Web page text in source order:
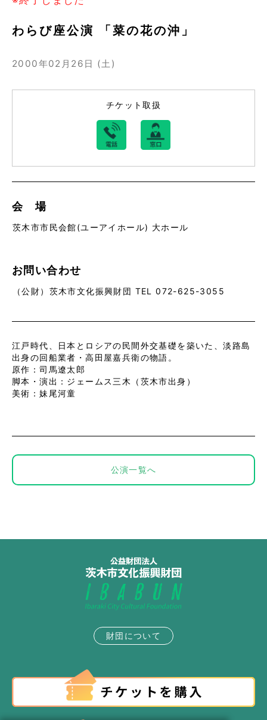
わらび座公演 「菜の花の沖」
2000年02月26日 (土)
チケット取扱
会 場
茨木市市民会館(ユーアイホール) 大ホール
お問い合わせ
（公財）茨木市文化振興財団 TEL 072-625-3055
江戸時代、日本とロシアの民間外交基礎を築いた、淡路島
出身の回船業者・高田屋嘉兵衛の物語。
原作：司馬遼太郎
脚本・演出：ジェームス三木（茨木市出身）
美術：妹尾河童
公演一覧へ
財団について